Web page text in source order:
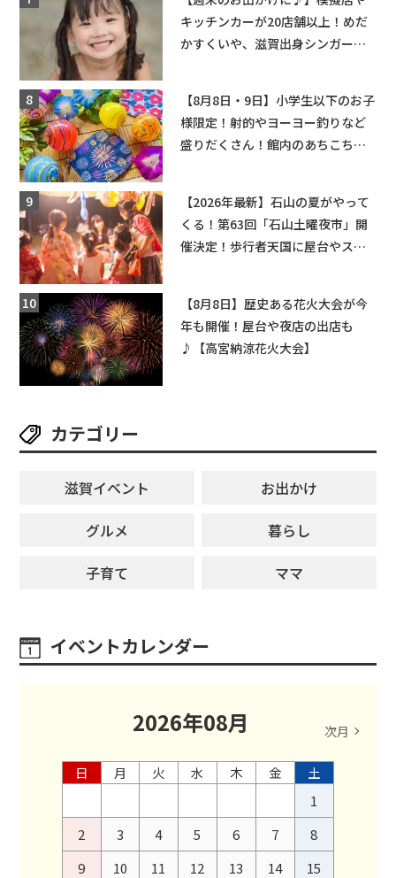
キッチンカーが20店舗以上！めだ
かすくいや、滋賀出身シンガーソ
【8月8日・9日】小学生以下のお子
様限定！射的やヨーヨー釣りなど
盛りだくさん！館内のあちこちに
【2026年最新】石山の夏がやって
くる！第63回「石山土曜夜市」開
催決定！歩行者天国に屋台やステ
【8月8日】歴史ある花火大会が今
年も開催！屋台や夜店の出店も
♪【高宮納涼花火大会】
カテゴリー
滋賀イベント
お出かけ
グルメ
暮らし
子育て
ママ
イベントカレンダー
2026年08月 次月
日 月 火 水 木 金
土
1
2
3 4 5 6 7
8
9
10 11 12 13 14
15